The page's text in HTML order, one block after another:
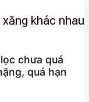
khác nhau
chưa quá
quá hạn